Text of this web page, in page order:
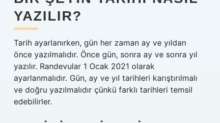
YAZILIR?
Tarih ayarlanırken, gün her zaman ay ve yıldan
önce yazılmalıdır. Önce gün, sonra ay ve sonra yıl
yazılır. Randevular 1 Ocak 2021 olarak
ayarlanmalıdır. Gün, ay ve yıl tarihleri ​​karıştırılmalı
ve doğru yazılmalıdır çünkü farklı tarihleri ​​temsil
edebilirler.